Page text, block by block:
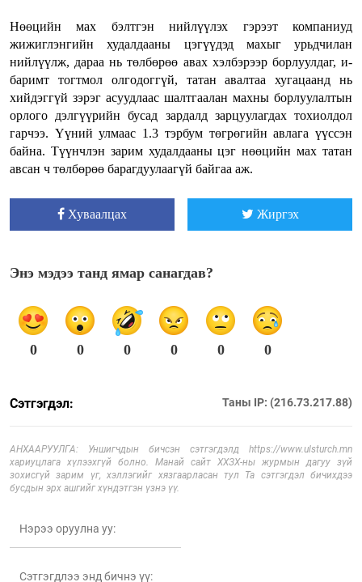
Нөөцийн мах бэлтгэн нийлүүлэх гэрээт компаниуд
жижиглэнгийн худалдааны цэгүүдэд махыг урьдчилан
нийлүүлж, дараа нь төлбөрөө авах хэлбэрээр борлуулдаг, и-
баримт тогтмол олгодоггүй, татан авалтаа хугацаанд нь
хийдэггүй зэрэг асуудлаас шалтгаалан махны борлуулалтын
орлого дэлгүүрийн бусад зардалд зарцуулагдах тохиолдол
гарчээ. Үүний улмаас 1.3 тэрбум төгрөгийн авлага үүссэн
байна. Түүнчлэн зарим худалдааны цэг нөөцийн мах татан
авсан ч төлбөрөө барагдуулаагүй байгаа аж.
Хуваалцах Жиргэх
Энэ мэдээ танд ямар санагдав?
0 0 0 0 0 0
Сэтгэгдэл: Таны IP: (216.73.217.88)
АНХААРУУЛГА: Уншигчдын бичсэн сэтгэгдэлд https://www.ulsturch.mn
хариуцлага хүлээхгүй болно. Манай сайт ХХЗХ-ны журмын дагуу зүй
зохисгүй зарим үг, хэллэгийг хязгаарласан тул Та сэтгэгдэл бичихдээ
бусдын эрх ашгийг хүндэтгэн үзнэ үү.